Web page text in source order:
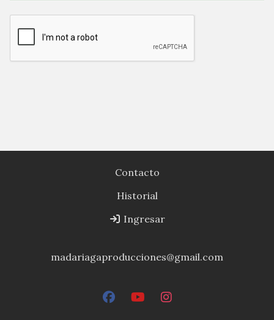
Contacto
Historial
Ingresar
madariagaproducciones@gmail.com